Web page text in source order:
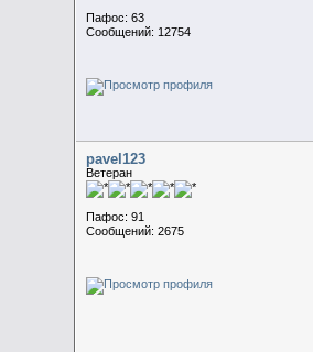
Пафос: 63
Сообщений: 12754
pavel123
Ветеран
Пафос: 91
Сообщений: 2675